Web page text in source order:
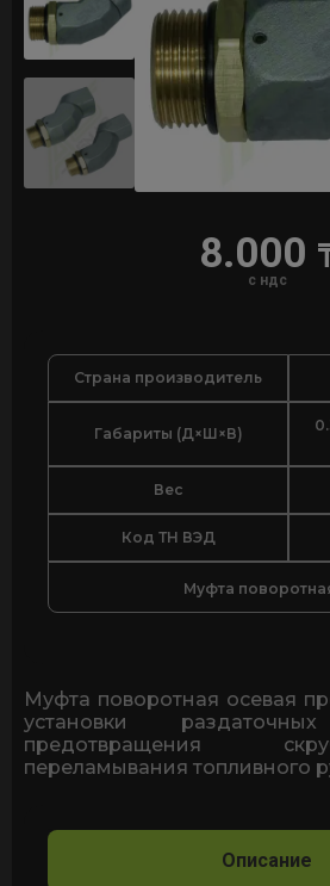
8.000
с ндс
Страна производитель
Габариты (Д×Ш×В)
Вес
Код ТН ВЭД
Муфта
Муфта поворотная осевая
установки
предотвращения
переламывания топливного
Описание